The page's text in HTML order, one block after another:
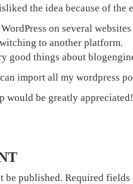
the idea because of the
on several
to another platform.
good things about
import all my wordpress
would be greatly
be published. Required